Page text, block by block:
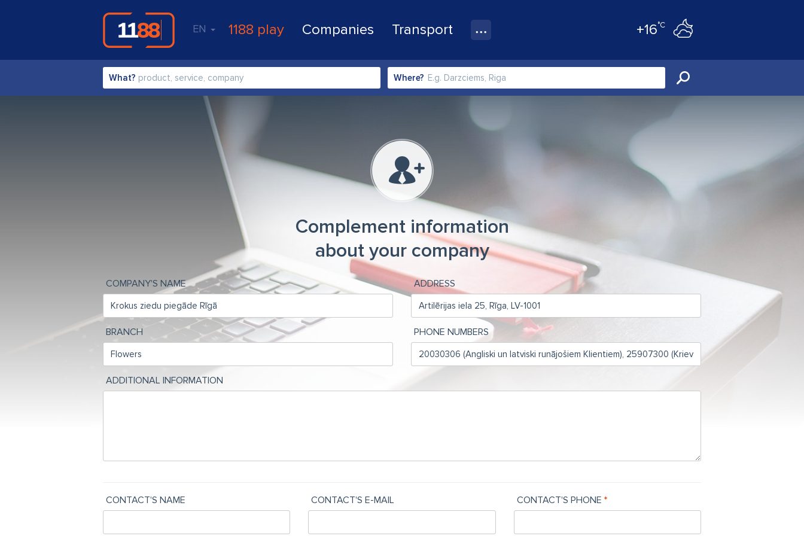
EN 1188 play Companies Transport +16°C
What? Where?
Complement information
about your company
COMPANY'S NAME ADDRESS
BRANCH PHONE NUMBERS
ADDITIONAL INFORMATION
CONTACT'S NAME CONTACT'S E-MAIL CONTACT'S PHONE